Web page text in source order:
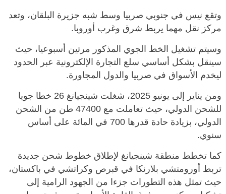
وتقع نيس في جنوبي صربيا وسط شبه جزيرة البلقان، وتعد
مركز نقل مهما يربط شرق وغرب أوروبا.
وسيتم تشغيل الخط الجوي المذكور مرتين أسبوعيا، حيث
سينقل بشكل أساسي سلع التجارة الإلكترونية عبر الحدود
ليخدم الأسواق في صربيا والدول المجاورة.
ومن يناير إلى يونيو 2025، شغلت شينجيانغ 26 خطا جويا
للشحن الدولي، حيث تعاملت مع 47400 طن من الشحن
الدولي، بزيادة حادة قدرها 700 في المائة على أساس
سنوي.
كما تخطط منطقة شينجيانغ لإطلاق خطوط شحن جديدة
تربط أورومتشي بلارنكا في قبرص وكراتشي في باكستان،
حيث تمثل هذه التطورات جزءا من الجهود الرامية إلى